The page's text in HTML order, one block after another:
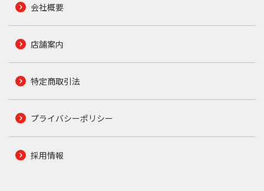
会社概要
店舗案内
特定商取引法
プライバシーポリシー
採用情報